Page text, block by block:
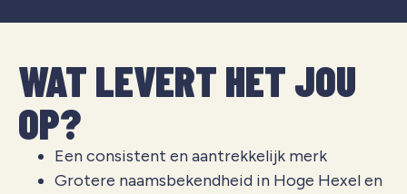
WAT LEVERT HET JOU
OP?
Een consistent en aantrekkelijk merk
Grotere naamsbekendheid in Hoge Hexelen